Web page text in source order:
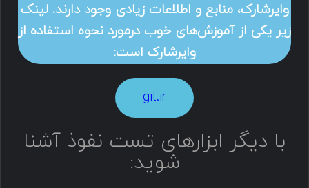
وایرشارک، منابع و اطلاعات زیادی وجود دارند. لینک
زیر یکی از آموزش‌های خوب درمورد نحوه استفاده از
وایرشارک است:
git.ir
با دیگر ابزارهای تست نفوذ آشنا
شوید: